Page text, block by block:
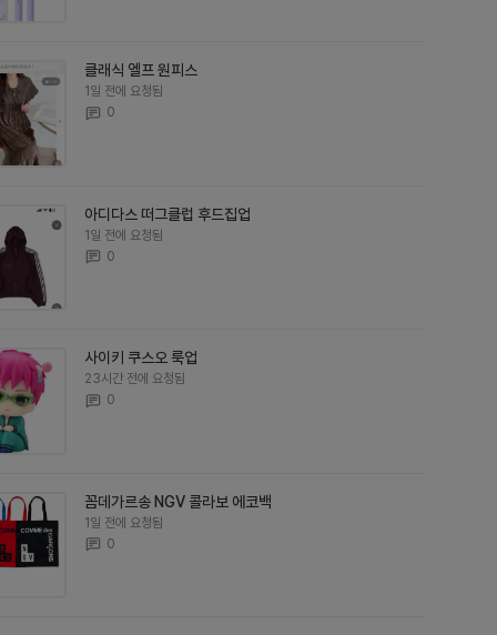
클래식 엘프 원피스
1일 전에 요청됨
0
아디다스 떠그클럽 후드집업
1일 전에 요청됨
0
사이키 쿠스오 룩업
23시간 전에 요청됨
0
꼼데가르송 NGV 콜라보 에코백
1일 전에 요청됨
0